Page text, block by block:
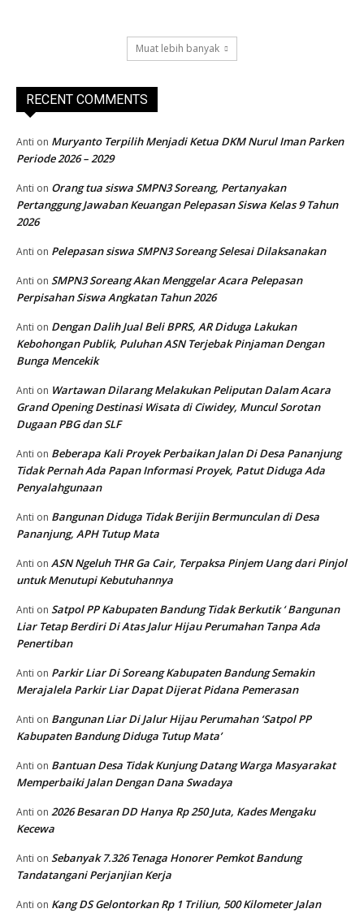
Muat lebih banyak
RECENT COMMENTS
Anti on Muryanto Terpilih Menjadi Ketua DKM Nurul Iman Parken
Periode 2026 – 2029
Anti on Orang tua siswa SMPN3 Soreang, Pertanyakan
Pertanggung Jawaban Keuangan Pelepasan Siswa Kelas 9 Tahun
2026
Anti on Pelepasan siswa SMPN3 Soreang Selesai Dilaksanakan
Anti on SMPN3 Soreang Akan Menggelar Acara Pelepasan
Perpisahan Siswa Angkatan Tahun 2026
Anti on Dengan Dalih Jual Beli BPRS, AR Diduga Lakukan
Kebohongan Publik, Puluhan ASN Terjebak Pinjaman Dengan
Bunga Mencekik
Anti on Wartawan Dilarang Melakukan Peliputan Dalam Acara
Grand Opening Destinasi Wisata di Ciwidey, Muncul Sorotan
Dugaan PBG dan SLF
Anti on Beberapa Kali Proyek Perbaikan Jalan Di Desa Pananjung
Tidak Pernah Ada Papan Informasi Proyek, Patut Diduga Ada
Penyalahgunaan
Anti on Bangunan Diduga Tidak Berijin Bermunculan di Desa
Pananjung, APH Tutup Mata
Anti on ASN Ngeluh THR Ga Cair, Terpaksa Pinjem Uang dari Pinjol
untuk Menutupi Kebutuhannya
Anti on Satpol PP Kabupaten Bandung Tidak Berkutik ‘ Bangunan
Liar Tetap Berdiri Di Atas Jalur Hijau Perumahan Tanpa Ada
Penertiban
Anti on Parkir Liar Di Soreang Kabupaten Bandung Semakin
Merajalela Parkir Liar Dapat Dijerat Pidana Pemerasan
Anti on Bangunan Liar Di Jalur Hijau Perumahan ‘Satpol PP
Kabupaten Bandung Diduga Tutup Mata’
Anti on Bantuan Desa Tidak Kunjung Datang Warga Masyarakat
Memperbaiki Jalan Dengan Dana Swadaya
Anti on 2026 Besaran DD Hanya Rp 250 Juta, Kades Mengaku
Kecewa
Anti on Sebanyak 7.326 Tenaga Honorer Pemkot Bandung
Tandatangani Perjanjian Kerja
Anti on Kang DS Gelontorkan Rp 1 Triliun, 500 Kilometer Jalan